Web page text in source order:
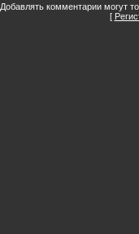
Добавлять комментарии могут
[